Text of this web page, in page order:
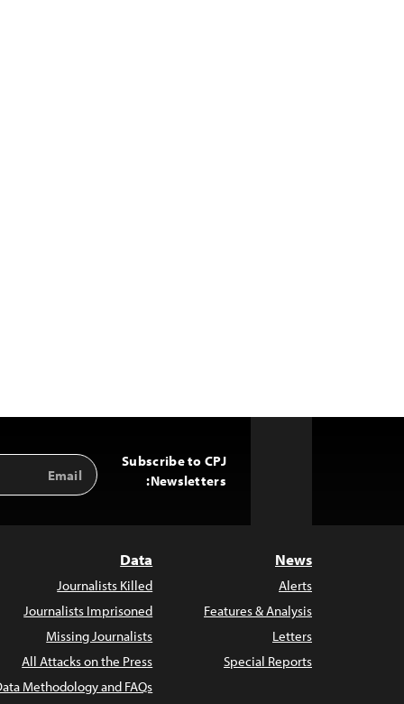
Subscribe to CPJ
Newsletters:
Email
Address
News
Alerts
Features & Analysis
Letters
Special Reports
Data
Journalists Killed
Journalists Imprisoned
Missing Journalists
All Attacks on the Press
Methodology and FAQs